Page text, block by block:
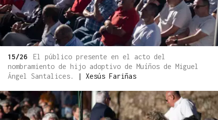
15/26
El público presente en el acto del
nombramiento de hijo adoptivo de Muíños de Miguel
Ángel Santalices.
| Xesús Fariñas